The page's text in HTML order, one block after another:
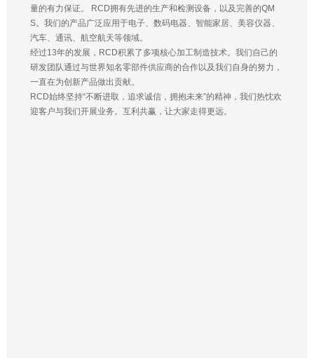
量的有力保证。 RCD拥有先进的生产和检测设备，以及完善的QM
S。我们的产品广泛应用于电子、数码电器、智能家居、美容仪器、
汽车、通讯、航空航天等领域。
经过13年的发展，RCD积累了多项核心加工制造技术。我们自己的
研发团队通过与世界知名零部件供应商的合作以及我们自身的努力，
一直在为创新产品做出贡献。
RCD始终坚持“不断进取，追求诚信，拥抱未来”的精神，我们热忱欢
迎客户与我们开展业务。互利共赢，让大家走得更远。